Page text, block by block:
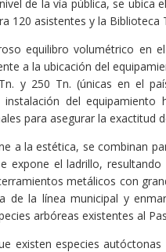
de la vía pública, se ubica
120 asistentes y la Biblioteca
equilibro volumétrico en
a la ubicación del
y 250 Tn. (únicas en el
instalación del
para asegurar la exactitud
a la estética, se combinan
expone el ladrillo,
metálicos con
de la línea municipal y
arbóreas existentes al
existen especies